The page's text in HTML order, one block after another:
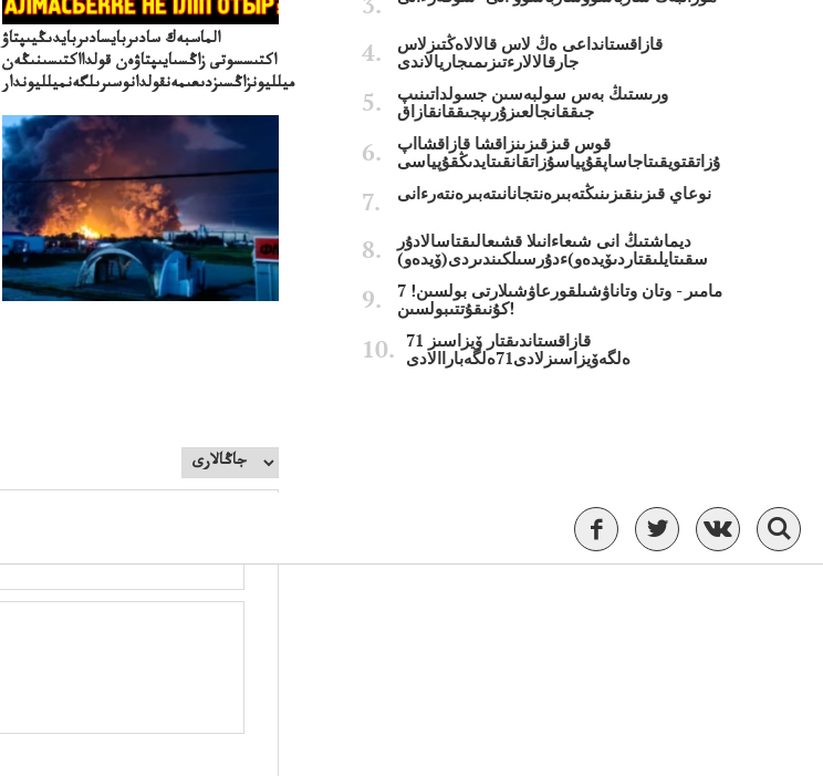
الماسبەك سادىربايسادىربايدىڭيىپتاۋ
اكتىسسوتى زاڭسىايىپتاۋەن قولدااكتىسىنىڭەن
ميلليونزاڭسىزدىعىمەنقولدانوسىرىلگەنميلليوندار
قازاقستانداعى ەڭ لاس قالالاەڭتىزلاس
جارقالالارءتىزىمىجاريالاندى
ورىستىڭ بەس سولبەسىن جسولداتىنىپ
جىققانجالعىزۇرىپجىققانقازاق
قوس قىزقىزىنزاقشا قازاقشااپ
ۇزاتقتويقىتاجاساپقۇپياسۇزاتقانقىتايدىڭقۇپياسى
نوعاي قىزىنقىزىنىڭتەبىرەنتجانانىتەبىرەنتەرءانى
ديماشتىڭ انى شىعاءانىلا قشىعالىقتاسالادۇر
سقىتايلىقتاردىۆيدەو)ءدۇرسىلكىندىردى(ۆيدەو)
7 مامىر - وتان وتاناۋشىلقورعاۋشىلارتى بولسىن!
كۇنىقۇتتىبولسىن!
قازاقستاندىقتار ۆيزاسىز 71
ەلگەۆيزاسىزلادى71ەلگەباراالادى